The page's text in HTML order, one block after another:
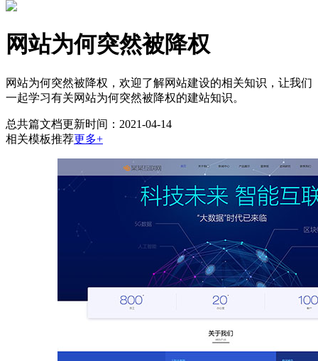
网站为何突然被降权
网站为何突然被降权，欢迎了解网站建设的相关知识，让我们
一起学习有关网站为何突然被降权的建站知识。
总共篇文档更新时间：2021-04-14
相关模板推荐更多+